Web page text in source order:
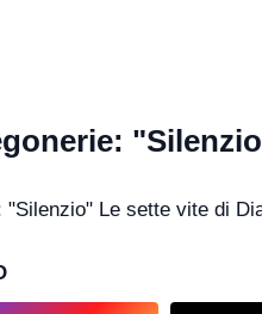
"Silenzio" Le sette vite di